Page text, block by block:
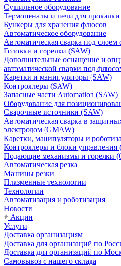
Сушильное оборудование
Термопеналы и печи для прокалки
Бункеры для хранения флюсов
Автоматическое оборудование
Автоматическая сварка под
Головки и горелки (SAW)
Дополнительные оснащение и
автоматической сварки под
Каретки и манипуляторы (SAW)
Контроллеры (SAW)
Запасные части Automation (SAW)
Оборудование для
Сварочные источники (SAW)
Автоматическая сварка в
электродом (GMAW)
Каретки, манипуляторы и
Контроллеры и блоки управления
Подающие механизмы и горелки
Автоматическая резка
Машины резки
Плазменные технологии
Технологии
Автоматизация и роботизация
Новости
Акции
Услуги
Доставка организациям
Доставка для организаций по
Доставка для организаций по
Самовывоз с нашего склада